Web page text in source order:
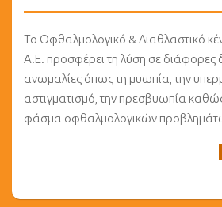
Το Οφθαλμολογικό & Διαθλαστικό
Α.Ε. προσφέρει τη λύση σε διάφορες
ανωμαλίες όπως τη μυωπία, την
αστιγματισμό, την πρεσβυωπία
φάσμα οφθαλμολογικών